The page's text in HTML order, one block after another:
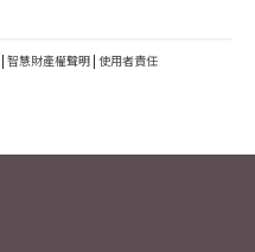
| 智慧財產權聲明 | 使用者責任